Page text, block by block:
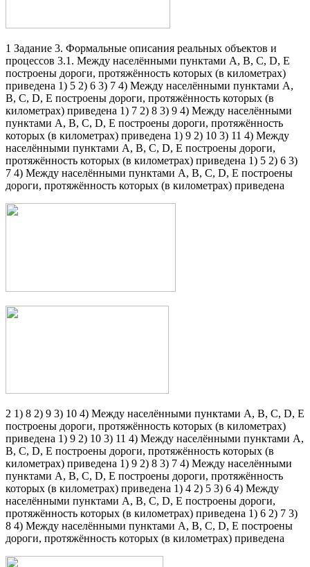
1 Задание 3. Формальные описания реальных объектов и
процессов 3.1. Между населёнными пунктами А, В, С, D, Е
построены дороги, протяжённость которых (в километрах)
приведена 1) 5 2) 6 3) 7 4) Между населёнными пунктами А,
В, С, D, Е построены дороги, протяжённость которых (в
километрах) приведена 1) 7 2) 8 3) 9 4) Между населёнными
пунктами А, В, С, D, Е построены дороги, протяжённость
которых (в километрах) приведена 1) 9 2) 10 3) 11 4) Между
населёнными пунктами А, В, С, D, Е построены дороги,
протяжённость которых (в километрах) приведена 1) 5 2) 6 3)
7 4) Между населёнными пунктами А, В, С, D, Е построены
дороги, протяжённость которых (в километрах) приведена
2 1) 8 2) 9 3) 10 4) Между населёнными пунктами А, В, С, D, Е
построены дороги, протяжённость которых (в километрах)
приведена 1) 9 2) 10 3) 11 4) Между населёнными пунктами А,
В, С, D, Е построены дороги, протяжённость которых (в
километрах) приведена 1) 9 2) 8 3) 7 4) Между населёнными
пунктами А, В, С, D, Е построены дороги, протяжённость
которых (в километрах) приведена 1) 4 2) 5 3) 6 4) Между
населёнными пунктами А, В, С, D, Е построены дороги,
протяжённость которых (в километрах) приведена 1) 6 2) 7 3)
8 4) Между населёнными пунктами А, В, С, D, Е построены
дороги, протяжённость которых (в километрах) приведена